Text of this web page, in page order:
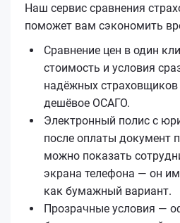
Наш сервис сравнения
поможет вам сэкономить
Сравнение цен в один
стоимость и условия
надёжных
дешёвое ОСАГО.
Электронный полис с
после оплаты документ
можно показать
экрана телефона — он
как бумажный вариант.
Прозрачные условия —